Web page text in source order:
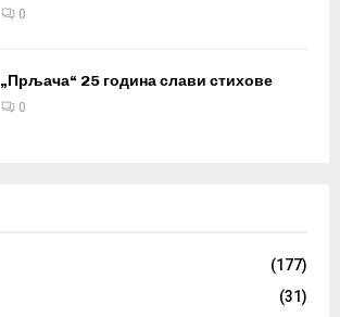
0
„Прљача“ 25 година слави стихове
0
(177)
(31)